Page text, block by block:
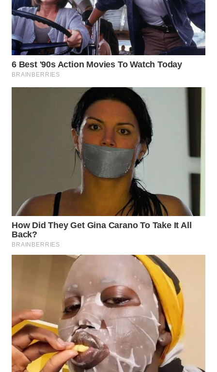
WN
KEPULAUAN
SERIBU
WN
TANGERANG
KUNINGAN
WN
MAJALENGKA
WN
SUKABUMI
WN
PURWAKARTA